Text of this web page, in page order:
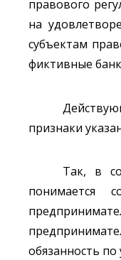
правового
на
субъектам
фиктивные
признаки
Так, в
понимается
обязанность